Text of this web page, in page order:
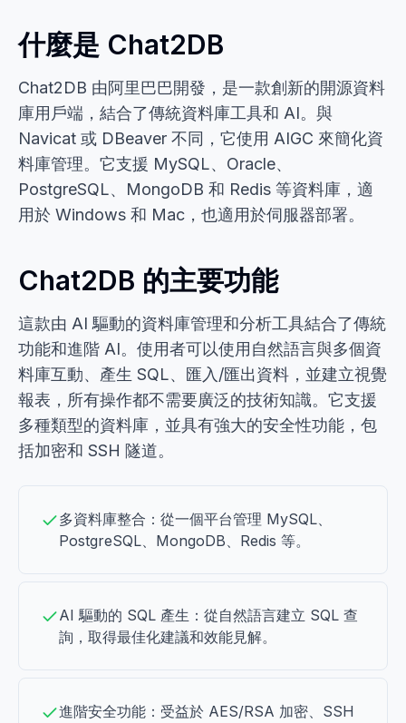
什麼是 Chat2DB
Chat2DB 由阿里巴巴開發，是一款創新的開源資料
庫用戶端，結合了傳統資料庫工具和 AI。與
Navicat 或 DBeaver 不同，它使用 AIGC 來簡化資
料庫管理。它支援 MySQL、Oracle、
PostgreSQL、MongoDB 和 Redis 等資料庫，適
用於 Windows 和 Mac，也適用於伺服器部署。
Chat2DB 的主要功能
這款由 AI 驅動的資料庫管理和分析工具結合了傳統
功能和進階 AI。使用者可以使用自然語言與多個資
料庫互動、產生 SQL、匯入/匯出資料，並建立視覺
報表，所有操作都不需要廣泛的技術知識。它支援
多種類型的資料庫，並具有強大的安全性功能，包
括加密和 SSH 隧道。
多資料庫整合：從一個平台管理 MySQL、
PostgreSQL、MongoDB、Redis 等。
AI 驅動的 SQL 產生：從自然語言建立 SQL 查
詢，取得最佳化建議和效能見解。
進階安全功能：受益於 AES/RSA 加密、SSH